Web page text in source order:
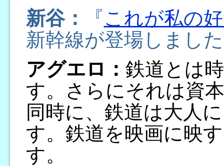
新谷：
『これが私の
新幹線が登場しまし
アグエロ： 鉄道とは
す。さらにそれは資
同時に、鉄道は大人
す。鉄道を映画に映
す。